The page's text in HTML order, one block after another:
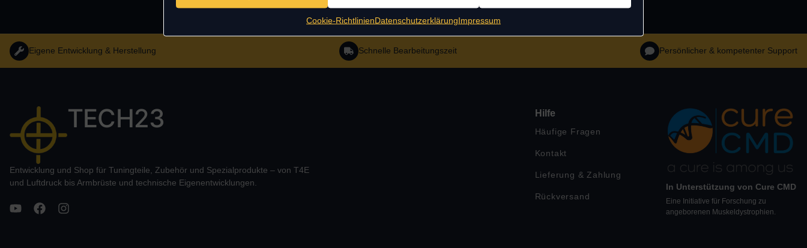
Cookie-RichtlinienDatenschutzerklärungImpressum
Eigene Entwicklung & Herstellung Schnelle Bearbeitungszeit Persönlicher & kompetenter Support
TECH23
Entwicklung und Shop für Tuningteile, Zubehör und Spezialprodukte – von T4E
und Luftdruck bis Armbrüste und technische Eigenentwicklungen.
Hilfe
Häufige Fragen
Kontakt
Lieferung & Zahlung
Rückversand
In Unterstützung von Cure CMD
Eine Initiative für Forschung zu
angeborenen Muskeldystrophien.